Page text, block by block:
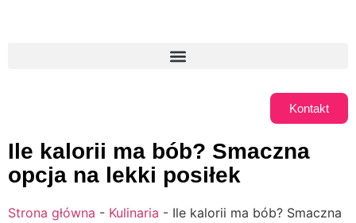
Kontakt
Ile kalorii ma bób? Smaczna
opcja na lekki posiłek
Strona główna - Kulinaria - Ile kalorii ma bób? Smaczna